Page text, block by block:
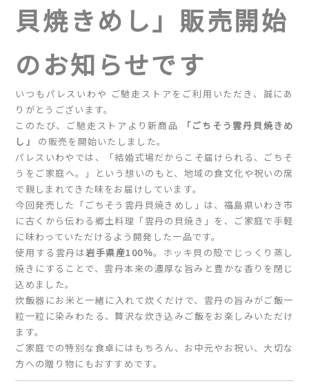
貝焼きめし」販売開始
のお知らせです
いつもパレスいわや ご馳走ストアをご利用いただき、誠にあ
りがとうございます。
このたび、ご馳走ストアより新商品
「ごちそう雲丹貝焼きめ
し」
の販売を開始いたしました。
パレスいわやでは、「結婚式場だからこそ届けられる、ごちそ
うをご家庭へ。」という想いのもと、地域の食文化や祝いの席
で親しまれてきた味をお届けしています。
今回発売した「ごちそう雲丹貝焼きめし」は、福島県いわき市
に古くから伝わる郷土料理「雲丹の貝焼き」を、ご家庭で手軽
に味わっていただけるよう開発した一品です。
使用する雲丹は岩手県産100％。ホッキ貝の殻でじっくり蒸し
焼きにすることで、雲丹本来の濃厚な旨みと豊かな香りを閉じ
込めました。
炊飯器にお米と一緒に入れて炊くだけで、雲丹の旨みがご飯一
粒一粒に染みわたる、贅沢な炊き込みご飯をお楽しみいただけ
ます。
ご家庭での特別な食卓にはもちろん、お中元やお祝い、大切な
方への贈り物にもおすすめです。